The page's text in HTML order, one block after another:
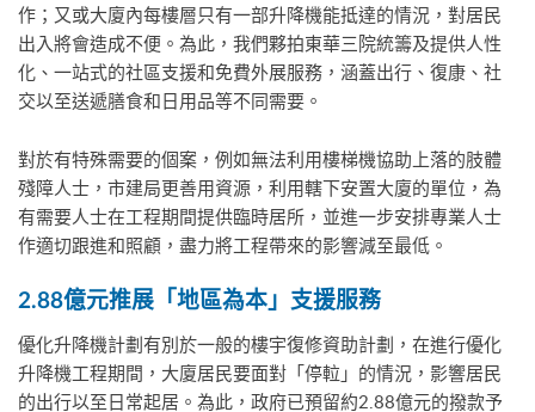
作；又或大廈內每樓層只有一部升降機能抵達的情況，對居民
出入將會造成不便。為此，我們夥拍東華三院統籌及提供人性
化、一站式的社區支援和免費外展服務，涵蓋出行、復康、社
交以至送遞膳食和日用品等不同需要。
對於有特殊需要的個案，例如無法利用樓梯機協助上落的肢體
殘障人士，市建局更善用資源，利用轄下安置大廈的單位，為
有需要人士在工程期間提供臨時居所，並進一步安排專業人士
作適切跟進和照顧，盡力將工程帶來的影響減至最低。
2.88億元推展「地區為本」支援服務
優化升降機計劃有別於一般的樓宇復修資助計劃，在進行優化
升降機工程期間，大廈居民要面對「停𨋢」的情況，影響居民
的出行以至日常起居。為此，政府已預留約2.88億元的撥款予